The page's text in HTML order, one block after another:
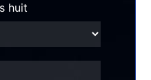
huit